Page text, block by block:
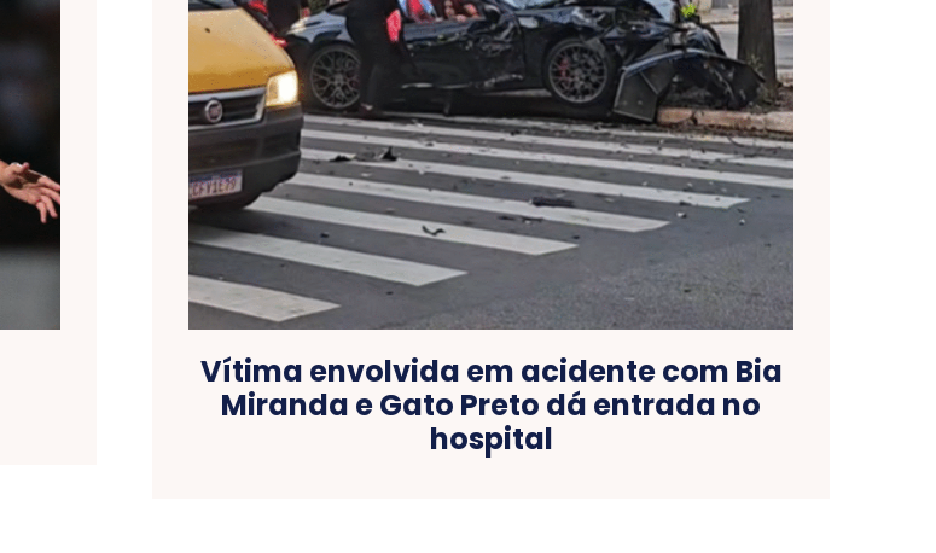
Vítima envolvida em acidente com Bia
Miranda e Gato Preto dá entrada no
hospital